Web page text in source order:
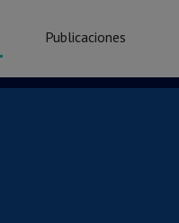
Publicaciones